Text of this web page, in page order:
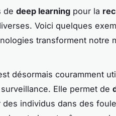
de deep learning pour la
Voici quelques
transforment notre
désormais couramment
Elle permet de
individus dans des